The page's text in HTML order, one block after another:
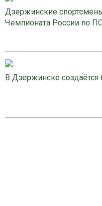
Дзержинские
Чемпионата России по
В Дзержинске создаётся